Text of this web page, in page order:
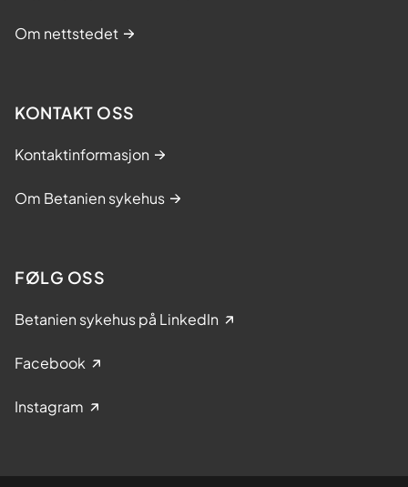
Om nettstedet
KONTAKT OSS
Kontaktinformasjon
Om Betanien sykehus
FØLG OSS
Betanien sykehus på LinkedIn
Facebook
Instagram